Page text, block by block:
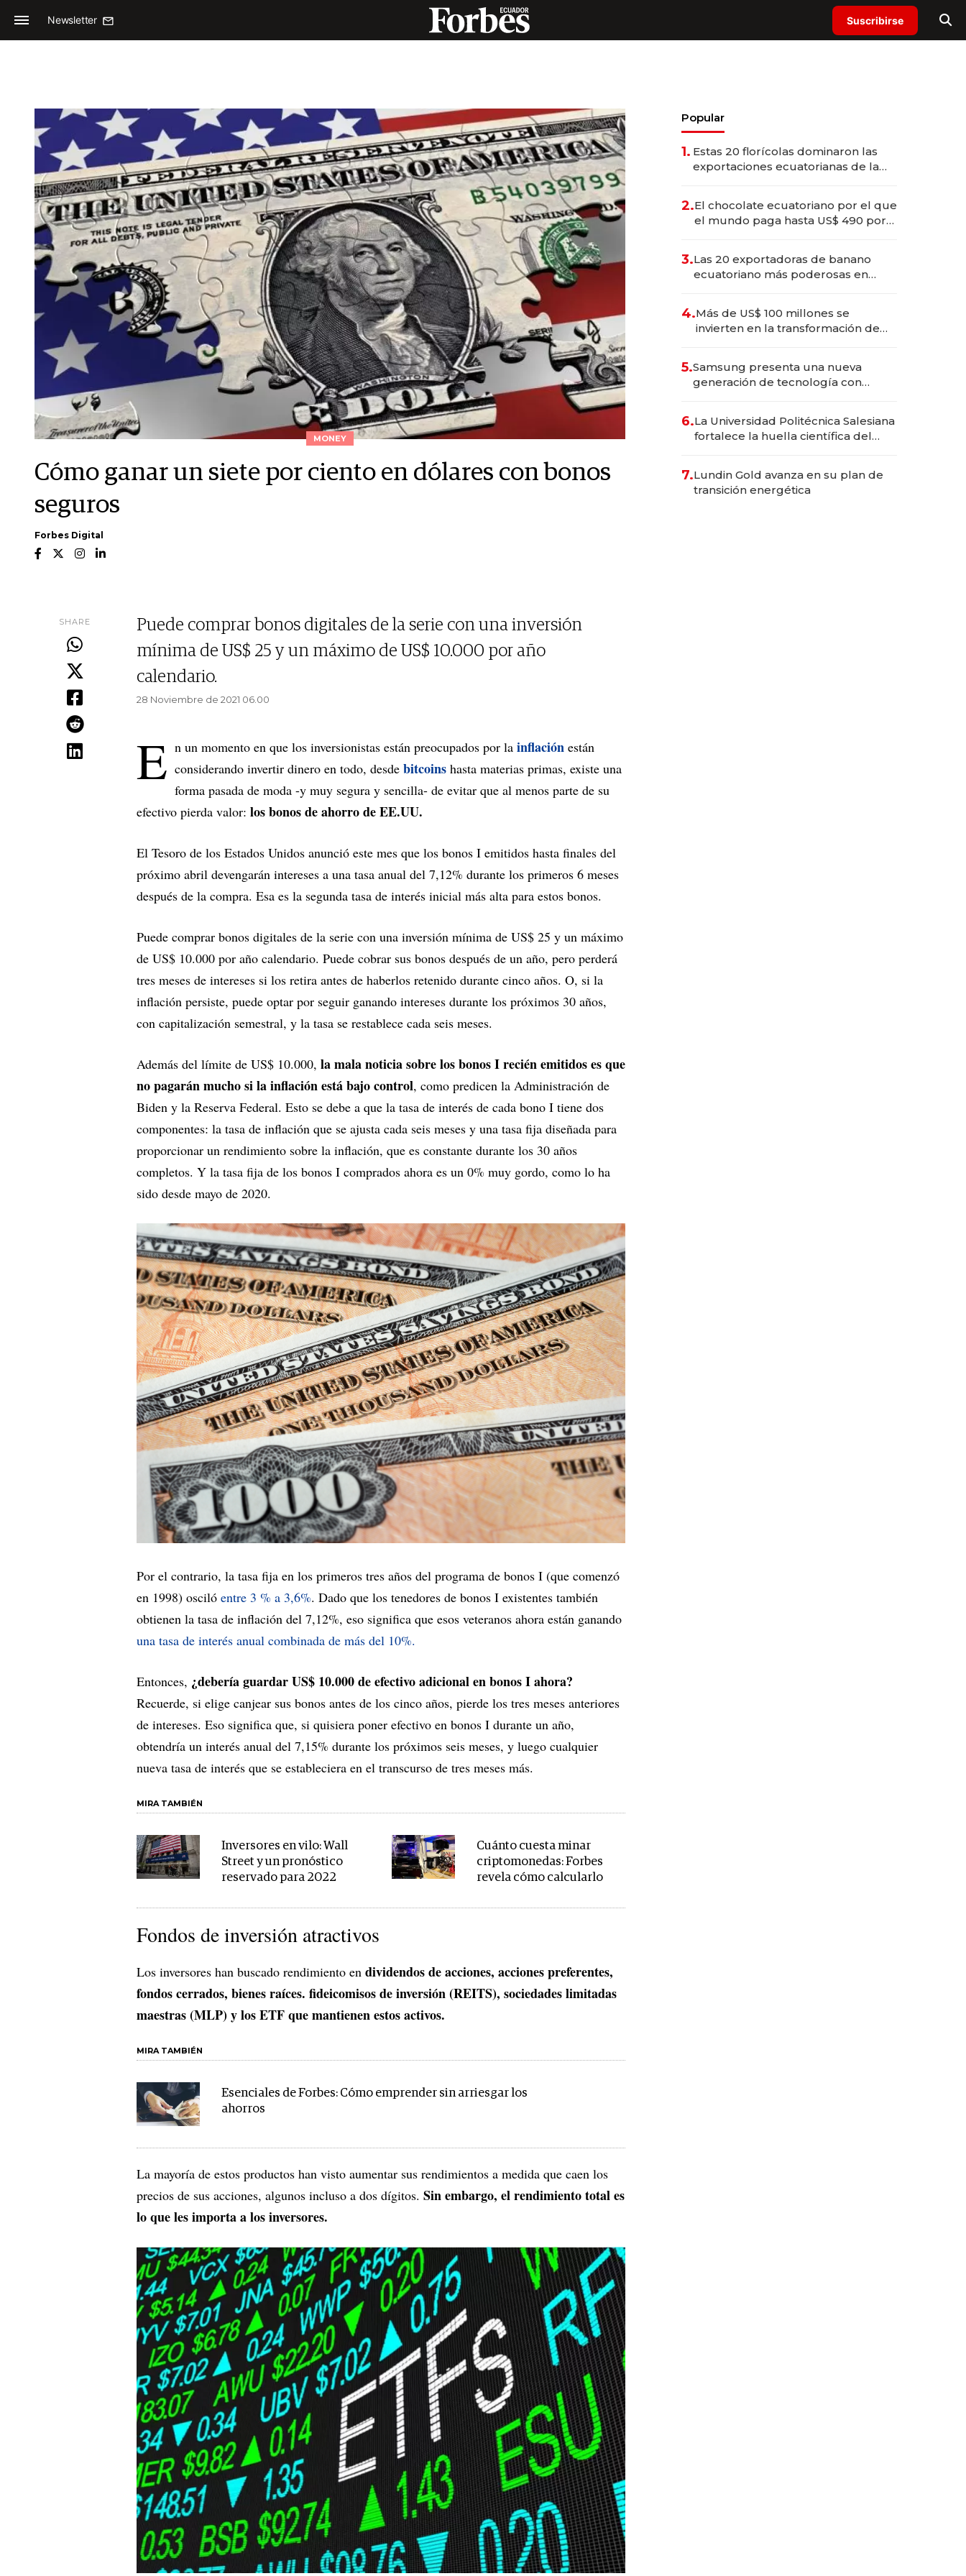
Newsletter Suscribirse
MONEY
Cómo ganar un siete por ciento en dólares con bonos
seguros
Forbes Digital
SHARE
Puede comprar bonos digitales de la serie con una inversión
mínima de US$ 25 y un máximo de US$ 10.000 por año
calendario.
28 Noviembre de 2021 06.00
E n un momento en que los inversionistas están preocupados por la inflación están
considerando invertir dinero en todo, desde bitcoins hasta materias primas, existe una
forma pasada de moda -y muy segura y sencilla- de evitar que al menos parte de su
efectivo pierda valor: los bonos de ahorro de EE.UU.
El Tesoro de los Estados Unidos anunció este mes que los bonos I emitidos hasta finales del
próximo abril devengarán intereses a una tasa anual del 7,12% durante los primeros 6 meses
después de la compra. Esa es la segunda tasa de interés inicial más alta para estos bonos.
Puede comprar bonos digitales de la serie con una inversión mínima de US$ 25 y un máximo
de US$ 10.000 por año calendario. Puede cobrar sus bonos después de un año, pero perderá
tres meses de intereses si los retira antes de haberlos retenido durante cinco años. O, si la
inflación persiste, puede optar por seguir ganando intereses durante los próximos 30 años,
con capitalización semestral, y la tasa se restablece cada seis meses.
Además del límite de US$ 10.000, la mala noticia sobre los bonos I recién emitidos es que
no pagarán mucho si la inflación está bajo control, como predicen la Administración de
Biden y la Reserva Federal. Esto se debe a que la tasa de interés de cada bono I tiene dos
componentes: la tasa de inflación que se ajusta cada seis meses y una tasa fija diseñada para
proporcionar un rendimiento sobre la inflación, que es constante durante los 30 años
completos. Y la tasa fija de los bonos I comprados ahora es un 0% muy gordo, como lo ha
sido desde mayo de 2020.
Por el contrario, la tasa fija en los primeros tres años del programa de bonos I (que comenzó
en 1998) osciló entre 3 % a 3,6%. Dado que los tenedores de bonos I existentes también
obtienen la tasa de inflación del 7,12%, eso significa que esos veteranos ahora están ganando
una tasa de interés anual combinada de más del 10%.
Entonces, ¿debería guardar US$ 10.000 de efectivo adicional en bonos I ahora?
Recuerde, si elige canjear sus bonos antes de los cinco años, pierde los tres meses anteriores
de intereses. Eso significa que, si quisiera poner efectivo en bonos I durante un año,
obtendría un interés anual del 7,15% durante los próximos seis meses, y luego cualquier
nueva tasa de interés que se estableciera en el transcurso de tres meses más.
MIRA TAMBIÉN
Inversores en vilo: Wall
Street y un pronóstico
reservado para 2022
Cuánto cuesta minar
criptomonedas: Forbes
revela cómo calcularlo
Fondos de inversión atractivos
Los inversores han buscado rendimiento en dividendos de acciones, acciones preferentes,
fondos cerrados, bienes raíces. fideicomisos de inversión (REITS), sociedades limitadas
maestras (MLP) y los ETF que mantienen estos activos.
MIRA TAMBIÉN
Esenciales de Forbes: Cómo emprender sin arriesgar los
ahorros
La mayoría de estos productos han visto aumentar sus rendimientos a medida que caen los
precios de sus acciones, algunos incluso a dos dígitos. Sin embargo, el rendimiento total es
lo que les importa a los inversores.
Popular
1. Estas 20 florícolas dominaron las
exportaciones ecuatorianas de la
2.El chocolate ecuatoriano por el que
el mundo paga hasta US$ 490 por
3.Las 20 exportadoras de banano
ecuatoriano más poderosas en
4.Más de US$ 100 millones se
invierten en la transformación de
5.Samsung presenta una nueva
generación de tecnología con
6.La Universidad Politécnica Salesiana
fortalece la huella científica del
7.Lundin Gold avanza en su plan de
transición energética